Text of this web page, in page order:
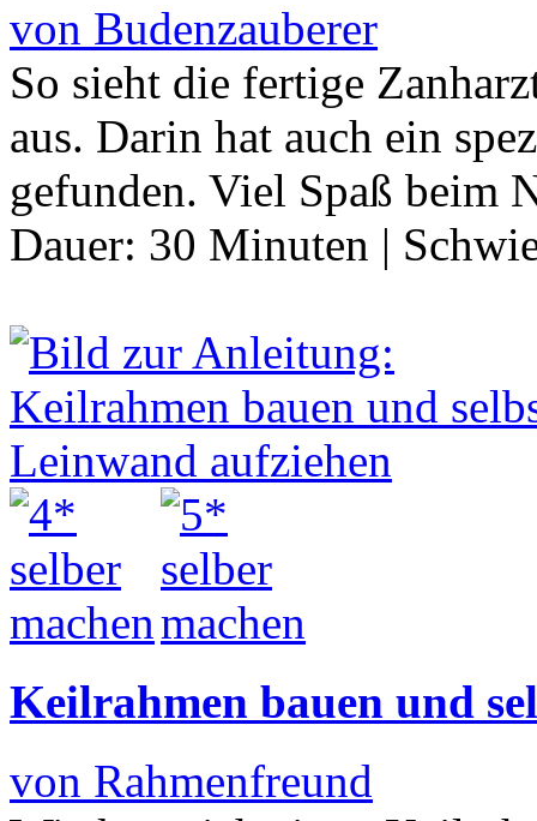
von Budenzauberer
So sieht die fertige
aus. Darin hat auch ein
gefunden. Viel Spaß beim
Dauer: 30 Minuten |
Keilrahmen bauen und
von Rahmenfreund